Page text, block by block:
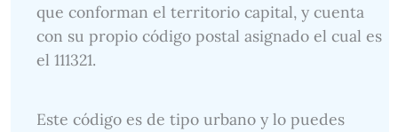
que conforman el territorio capital, y cuenta
con su propio código postal asignado el cual es
el 111321.
Este código es de tipo urbano y lo puedes